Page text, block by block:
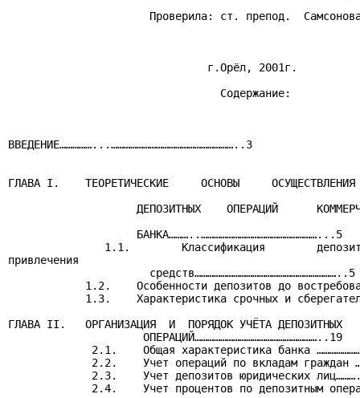
Проверила: ст. препод.
                               г.Орёл, 2001г.
                                 Содержание:
ВВЕДЕНИЕ……………...…………………………………………………..3
ГЛАВА I.    ТЕОРЕТИЧЕСКИЕ     ОСНОВЫ     ОСУЩЕСТВЛЕНИЯ
ДЕПОЗИТНЫХ    ОПЕРАЦИЙ
                    БАНКА………..………………………………………………...5
1.1.        Классификация
привлечения
                      средств…………………………………………………………..5
1.2.    Особенности депозитов до
1.3.    Характеристика срочных и
ГЛАВА II.   ОРГАНИЗАЦИЯ  И  ПОРЯДОК УЧЁТА ДЕПОЗИТНЫХ
                     ОПЕРАЦИЙ…………………………………………………..19
2.1.    Общая характеристика банка
2.2.    Учет операций по вкладам граждан
2.3.    Учет депозитов юридических
2.4.    Учет процентов по депозитным